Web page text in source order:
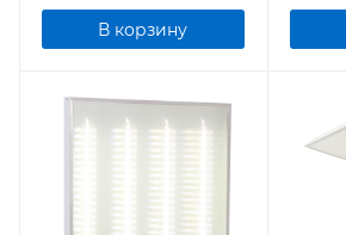
В корзину